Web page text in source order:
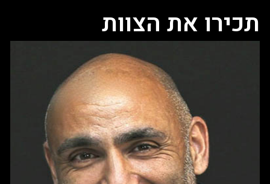
תכירו את הצוות